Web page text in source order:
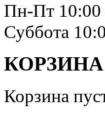
Пн-Пт 10:00
Суббота
КОРЗИНА
Корзина